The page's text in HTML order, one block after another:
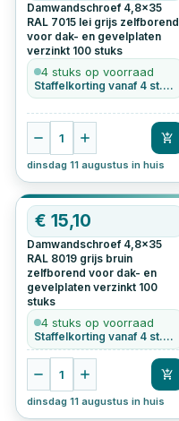
Damwandschroef 4,8x35
RAL 7015 lei grijs zelfborend
voor dak- en gevelplaten
verzinkt 100 stuks
4 stuks op voorraad
Staffelkorting vanaf 4 st. • Ook per stuk te bestellen
1
dinsdag 11 augustus in huis
€15,10
Damwandschroef 4,8x35
RAL 8019 grijs bruin
zelfborend voor dak- en
gevelplaten verzinkt 100
stuks
4 stuks op voorraad
Staffelkorting vanaf 4 st. • Ook per stuk te bestellen
1
dinsdag 11 augustus in huis